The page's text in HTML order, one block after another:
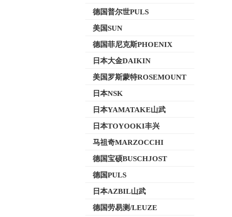
德国普尔世PULS
美国SUN
德国菲尼克斯PHOENIX
日本大金DAIKIN
美国罗斯蒙特ROSEMOUNT
日本NSK
日本YAMATAKE山武
日本TOYOOKI丰兴
马祖奇MARZOCCHI
德国宝硕BUSCHJOST
德国PULS
日本AZBIL山武
德国劳易测/LEUZE